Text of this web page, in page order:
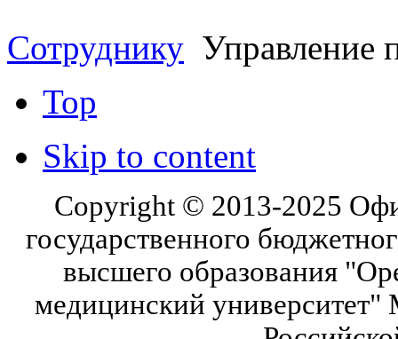
Сотруднику Управление
Top
Skip to content
Copyright © 2013-2025
государственного
высшего образования
медицинский университет"